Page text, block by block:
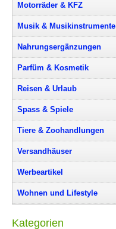
Motorräder & KFZ
Musik & Musikinstrumente
Nahrungsergänzungen
Parfüm & Kosmetik
Reisen & Urlaub
Spass & Spiele
Tiere & Zoohandlungen
Versandhäuser
Werbeartikel
Wohnen und Lifestyle
Kategorien